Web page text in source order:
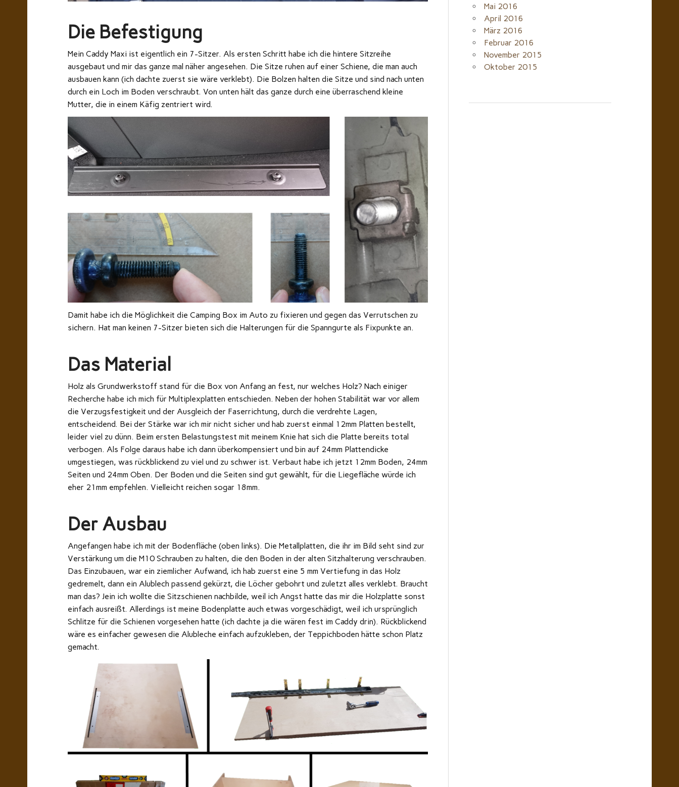
Die Befestigung
Mein Caddy Maxi ist eigentlich ein 7-Sitzer. Als ersten Schritt habe ich die hintere Sitzreihe
ausgebaut und mir das ganze mal näher angesehen. Die Sitze ruhen auf einer Schiene, die man auch
ausbauen kann (ich dachte zuerst sie wäre verklebt). Die Bolzen halten die Sitze und sind nach unten
durch ein Loch im Boden verschraubt. Von unten hält das ganze durch eine überraschend kleine
Mutter, die in einem Käfig zentriert wird.
Damit habe ich die Möglichkeit die Camping Box im Auto zu fixieren und gegen das Verrutschen zu
sichern. Hat man keinen 7-Sitzer bieten sich die Halterungen für die Spanngurte als Fixpunkte an.
Das Material
Holz als Grundwerkstoff stand für die Box von Anfang an fest, nur welches Holz? Nach einiger
Recherche habe ich mich für Multiplexplatten entschieden. Neben der hohen Stabilität war vor allem
die Verzugsfestigkeit und der Ausgleich der Faserrichtung, durch die verdrehte Lagen,
entscheidend. Bei der Stärke war ich mir nicht sicher und hab zuerst einmal 12mm Platten bestellt,
leider viel zu dünn. Beim ersten Belastungstest mit meinem Knie hat sich die Platte bereits total
verbogen. Als Folge daraus habe ich dann überkompensiert und bin auf 24mm Plattendicke
umgestiegen, was rückblickend zu viel und zu schwer ist. Verbaut habe ich jetzt 12mm Boden, 24mm
Seiten und 24mm Oben. Der Boden und die Seiten sind gut gewählt, für die Liegefläche würde ich
eher 21mm empfehlen. Vielleicht reichen sogar 18mm.
Der Ausbau
Angefangen habe ich mit der Bodenfläche (oben links). Die Metallplatten, die ihr im Bild seht sind zur
Verstärkung um die M10 Schrauben zu halten, die den Boden in der alten Sitzhalterung verschrauben.
Das Einzubauen, war ein ziemlicher Aufwand, ich hab zuerst eine 5 mm Vertiefung in das Holz
gedremelt, dann ein Alublech passend gekürzt, die Löcher gebohrt und zuletzt alles verklebt. Braucht
man das? Jein ich wollte die Sitzschienen nachbilde, weil ich Angst hatte das mir die Holzplatte sonst
einfach ausreißt. Allerdings ist meine Bodenplatte auch etwas vorgeschädigt, weil ich ursprünglich
Schlitze für die Schienen vorgesehen hatte (ich dachte ja die wären fest im Caddy drin). Rückblickend
wäre es einfacher gewesen die Alubleche einfach aufzukleben, der Teppichboden hätte schon Platz
gemacht.
Mai 2016
April 2016
März 2016
Februar 2016
November 2015
Oktober 2015